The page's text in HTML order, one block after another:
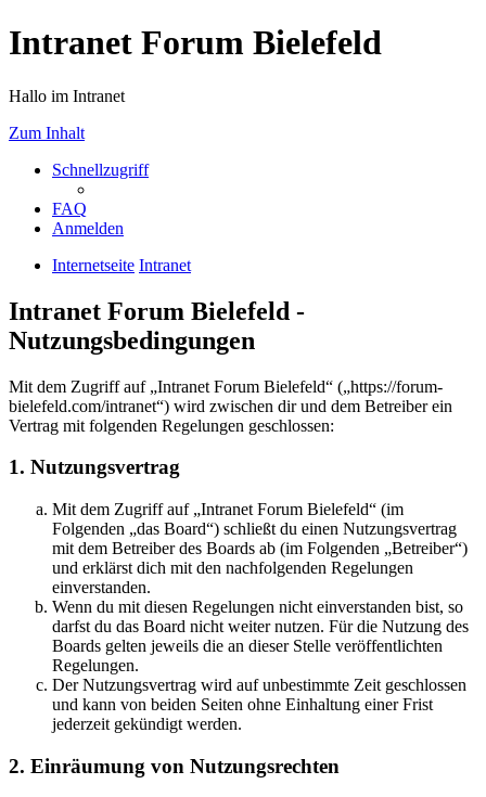
Intranet Forum Bielefeld
Hallo im Intranet
Zum Inhalt
Schnellzugriff
FAQ
Anmelden
Internetseite Intranet
Intranet Forum Bielefeld -
Nutzungsbedingungen
Mit dem Zugriff auf „Intranet Forum Bielefeld“ („https://forum-
bielefeld.com/intranet“) wird zwischen dir und dem Betreiber ein
Vertrag mit folgenden Regelungen geschlossen:
1. Nutzungsvertrag
Mit dem Zugriff auf „Intranet Forum Bielefeld“ (im
Folgenden „das Board“) schließt du einen Nutzungsvertrag
mit dem Betreiber des Boards ab (im Folgenden „Betreiber“)
und erklärst dich mit den nachfolgenden Regelungen
einverstanden.
Wenn du mit diesen Regelungen nicht einverstanden bist, so
darfst du das Board nicht weiter nutzen. Für die Nutzung des
Boards gelten jeweils die an dieser Stelle veröffentlichten
Regelungen.
Der Nutzungsvertrag wird auf unbestimmte Zeit geschlossen
und kann von beiden Seiten ohne Einhaltung einer Frist
jederzeit gekündigt werden.
2. Einräumung von Nutzungsrechten